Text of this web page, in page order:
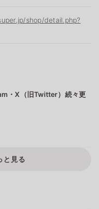
shop/detail.php?
・X（旧Twitter）続々更
と見る